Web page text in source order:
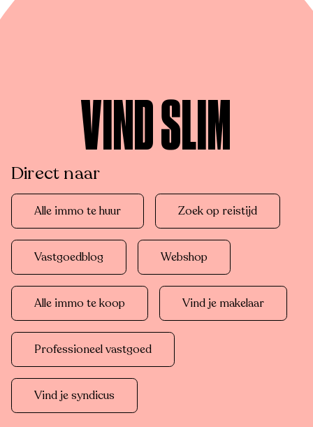
VIND SLIM
Direct naar
Alle immo te huur Zoek op reistijd
Vastgoedblog Webshop
Alle immo te koop Vind je makelaar
Professioneel vastgoed
Vind je syndicus